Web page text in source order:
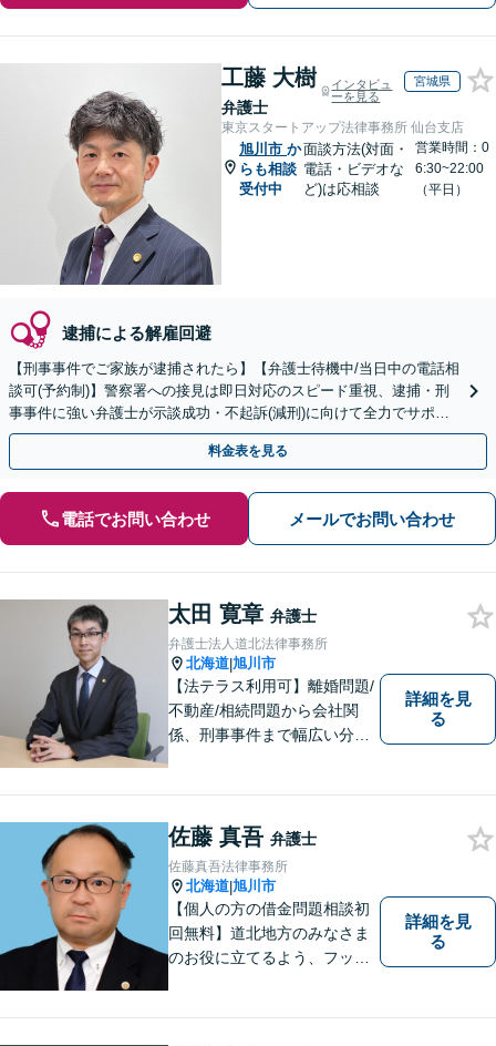
工藤 大樹
弁護士
インタビュ
ーを見る
宮城県
東京スタートアップ法律事務所 仙台支店
旭川市 か
らも相談
受付中
面談方法(対面・
電話・ビデオな
ど)は応相談
営業時間：0
6:30~22:00
（平日）
逮捕による解雇回避
【刑事事件でご家族が逮捕されたら】【弁護士待機中/当日中の電話相
談可(予約制)】警察署への接見は即日対応のスピード重視、逮捕・刑
事事件に強い弁護士が示談成功・不起訴(減刑)に向けて全力でサポー
トします。【加害者側の相談専門】
料金表を見る
電話でお問い合わせ メールでお問い合わせ
太田 寛章 弁護士
弁護士法人道北法律事務所
北海道|旭川市
【法テラス利用可】離婚問題/
不動産/相続問題から会社関
係、刑事事件まで幅広い分野
とを目指しております。お困
りの際は、お気軽にご相談く
ださい。
詳細を見
る
佐藤 真吾 弁護士
佐藤真吾法律事務所
北海道|旭川市
【個人の方の借金問題相談初
回無料】道北地方のみなさま
のお役に立てるよう、フット
詳細を見
る